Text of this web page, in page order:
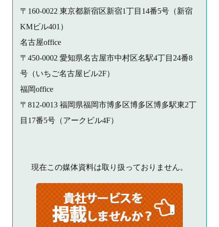
〒160-0022 東京都新宿区新宿1丁目14番5号（新宿
KMビル401）
名古屋office
〒450-0002 愛知県名古屋市中村区名駅4丁目24番8
号（いちご名古屋ビル2F）
福岡office
〒812-0013 福岡県福岡市博多区博多区博多駅東2丁
目17番5号（アークビル4F）
現在この媒体資料は取り扱っておりません。